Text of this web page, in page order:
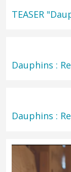
TEASER
Dauphins :
Dauphins :